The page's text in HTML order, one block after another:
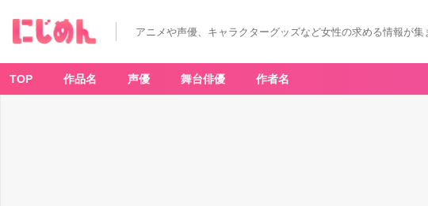
アニメや声優、キャラクターグッズなど女性の求める情報が集
TOP 作品名 声優 舞台俳優 作者名